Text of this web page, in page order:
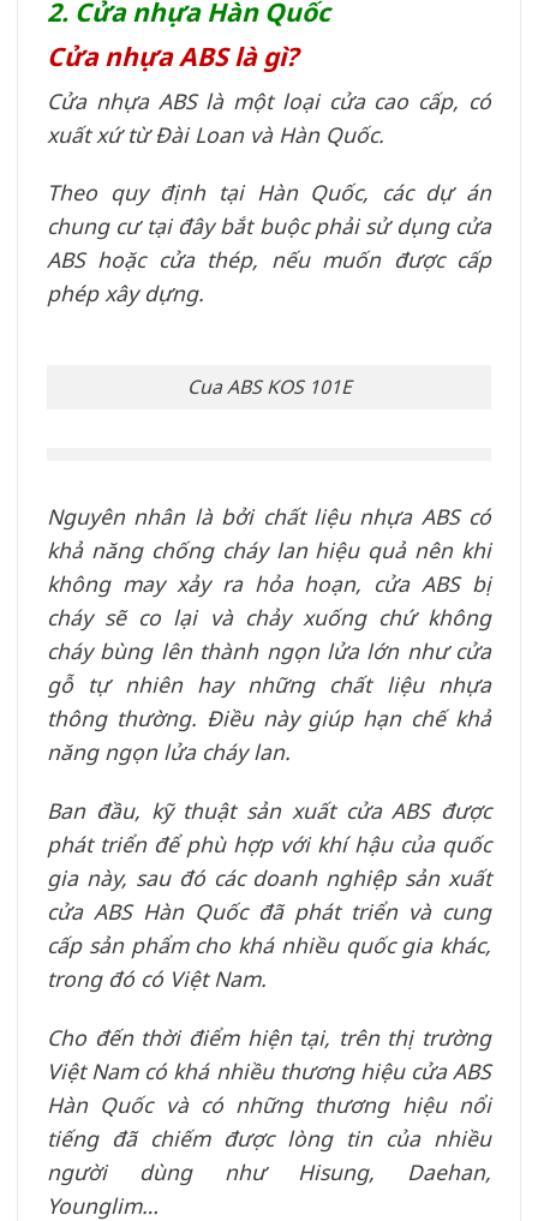
2. Cửa nhựa Hàn Quốc
Cửa nhựa ABS là gì?
Cửa nhựa ABS là một loại cửa cao cấp, có
xuất xứ từ Đài Loan và Hàn Quốc.
Theo quy định tại Hàn Quốc, các dự án
chung cư tại đây bắt buộc phải sử dụng cửa
ABS hoặc cửa thép, nếu muốn được cấp
phép xây dựng.
Cua ABS KOS 101E
Nguyên nhân là bởi chất liệu nhựa ABS có
khả năng chống cháy lan hiệu quả nên khi
không may xảy ra hỏa hoạn, cửa ABS bị
cháy sẽ co lại và chảy xuống chứ không
cháy bùng lên thành ngọn lửa lớn như cửa
gỗ tự nhiên hay những chất liệu nhựa
thông thường. Điều này giúp hạn chế khả
năng ngọn lửa cháy lan.
Ban đầu, kỹ thuật sản xuất cửa ABS được
phát triển để phù hợp với khí hậu của quốc
gia này, sau đó các doanh nghiệp sản xuất
cửa ABS Hàn Quốc đã phát triển và cung
cấp sản phẩm cho khá nhiều quốc gia khác,
trong đó có Việt Nam.
Cho đến thời điểm hiện tại, trên thị trường
Việt Nam có khá nhiều thương hiệu cửa ABS
Hàn Quốc và có những thương hiệu nổi
tiếng đã chiếm được lòng tin của nhiều
người dùng như Hisung, Daehan,
Younglim…